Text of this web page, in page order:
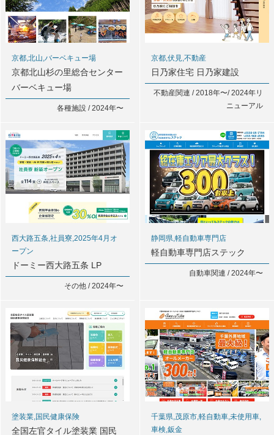
京都,北山,バーベキュー場
京都北山杉の里総合センター
バーベキュー場
各種施設 / 2024年〜
京都,伏見,不動産
日乃家住宅 日乃家建設
不動産関連 / 2018年〜/ 2024年リ
ニューアル
西大路五条,社員寮,2025年4月オ
ープン
ドーミー西大路五条 LP
その他 / 2024年〜
静岡県,軽自動車専門店
軽自動車専門店ステック
自動車関連 / 2024年〜
塗装業,国民健康保険
全国左官タイル塗装業 国民
千葉県,茂原市,軽自動車,未使用車,
車検,鈑金